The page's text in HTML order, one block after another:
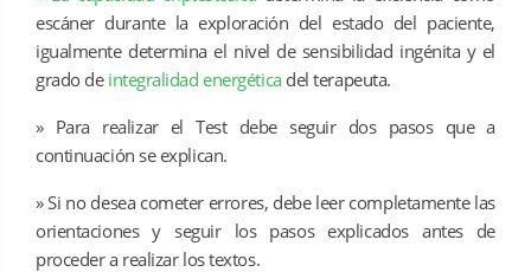
escáner durante la exploración del estado del paciente,
igualmente determina el nivel de sensibilidad ingénita y el
grado de integralidad energéticadel terapeuta.
» Para realizar el Test debe seguir dos pasos que a
continuación se explican.
» Si no desea cometer errores, debe leer completamente las
orientaciones y seguir los pasos explicados antes de
proceder a realizar los textos.